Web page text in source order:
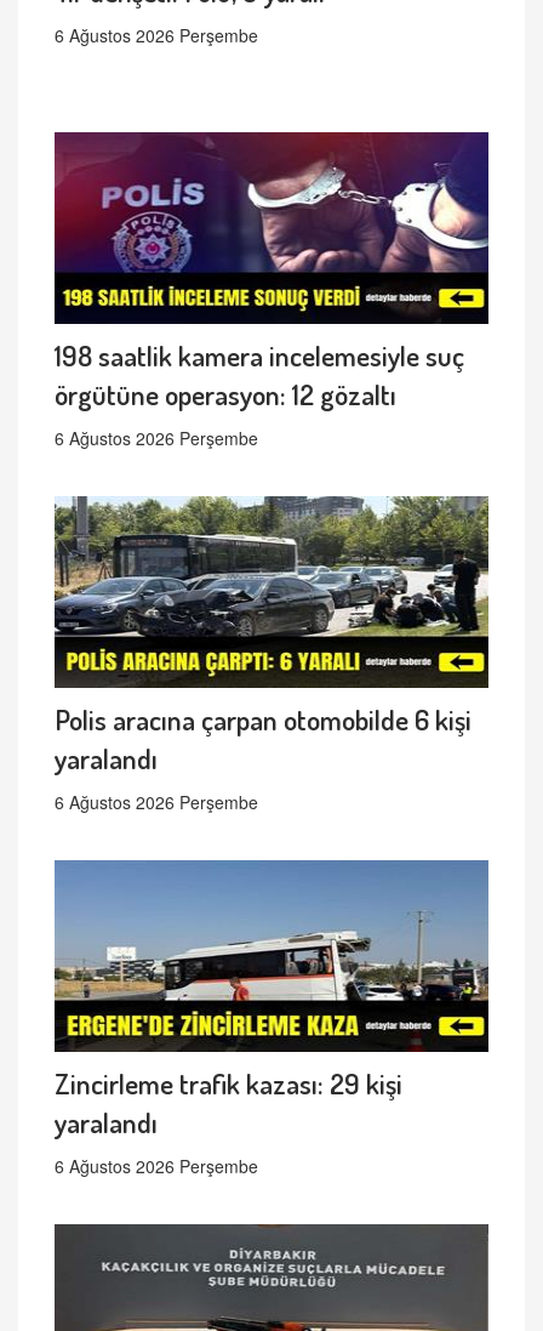
6 Ağustos 2026 Perşembe
198 saatlik kamera incelemesiyle suç
örgütüne operasyon: 12 gözaltı
6 Ağustos 2026 Perşembe
Polis aracına çarpan otomobilde 6 kişi
yaralandı
6 Ağustos 2026 Perşembe
Zincirleme trafik kazası: 29 kişi
yaralandı
6 Ağustos 2026 Perşembe